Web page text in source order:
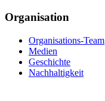
Organisation
Organisations-Team
Medien
Geschichte
Nachhaltigkeit